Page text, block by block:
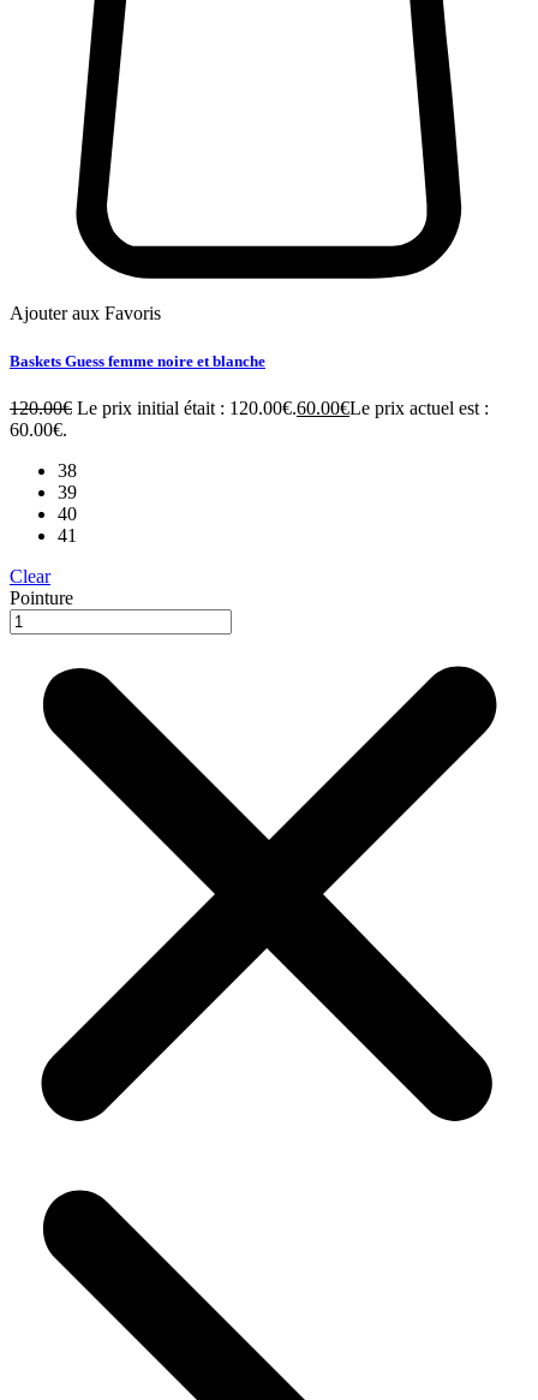
Ajouter aux Favoris
Baskets Guess femme noire et blanche
120.00€ Le prix initial était : 120.00€.60.00€Le prix actuel est :
60.00€.
38
39
40
41
Clear
Pointure